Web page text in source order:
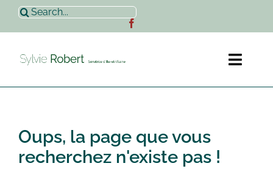
Passer
contenu
Rechercher:
Sylvie Robert
Oups, la page que vous
recherchez n'existe pas !